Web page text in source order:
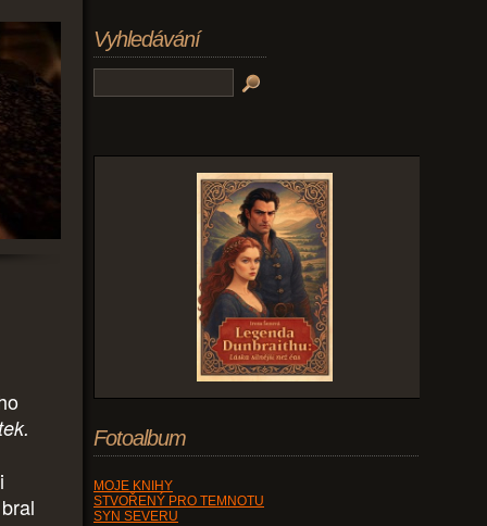
Vyhledávání
Fotoalbum
MOJE KNIHY
STVOŘENÝ PRO TEMNOTU
SYN SEVERU